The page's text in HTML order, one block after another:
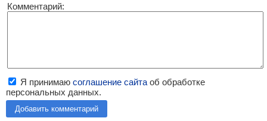
Комментарий:
Я принимаю соглашение сайта об обработке
персональных данных.
Добавить комментарий